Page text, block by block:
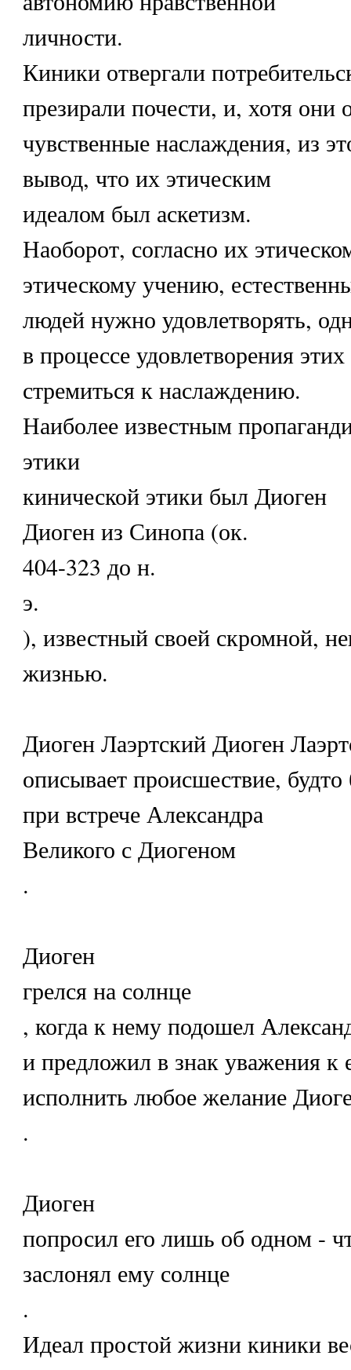
личности.
Киники отвергали
презирали почести, и, хотя они
чувственные наслаждения, из
вывод, что их этическим
идеалом был аскетизм.
Наоборот, согласно их
этическому учению,
людей нужно удовлетворять,
в процессе удовлетворения
стремиться к наслаждению.
Наиболее известным
этики
кинической этики был Диоген
Диоген из Синопа (ок.
404-323 до н.
э.
), известный своей скромной,
жизнью.
Диоген Лаэртский Диоген
описывает происшествие,
при встрече Александра
Великого с Диогеном
.
Диоген
грелся на солнце
, когда к нему подошел
и предложил в знак уважения к
исполнить любое желание
.
Диоген
попросил его лишь об одном -
заслонял ему солнце
.
Идеал простой жизни киники